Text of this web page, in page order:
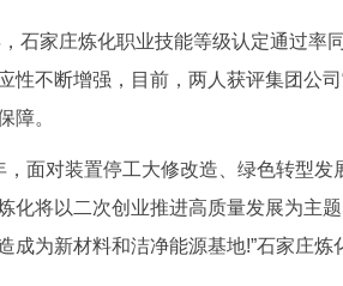
家庄炼化职业技能等级认定通过率同
性不断增强，目前，两人获评集团公
障。
面对装置停工大修改造、绿色转型发
化将以二次创业推进高质量发展为主
成为新材料和洁净能源基地!”石家庄炼